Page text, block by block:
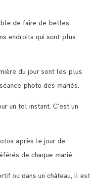
de faire de belles
endroits qui sont plus
du jour sont les plus
photo des mariés.
un tel instant. C’est un
après le jour de
de chaque marié.
ou dans un château, il est